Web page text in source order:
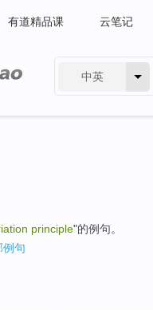
有道精品课 云笔记
中英
principle"的例句。
例句